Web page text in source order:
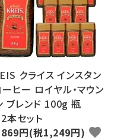
クライス インスタン
ーヒー ロイヤル・マウン
ブレンド 100g 瓶
本セット
円(税1,249円) favorite